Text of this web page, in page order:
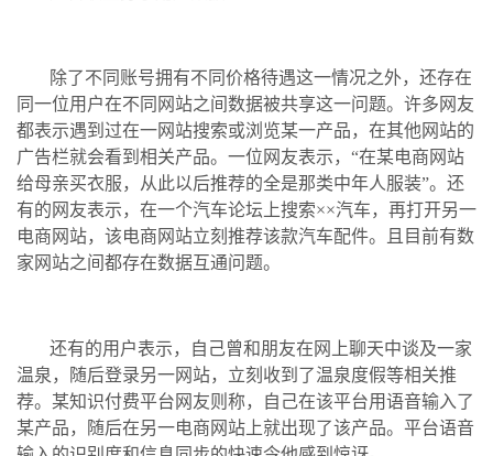
除了不同账号拥有不同价格待遇这一情况之外，还存在
同一位用户在不同网站之间数据被共享这一问题。许多网友
都表示遇到过在一网站搜索或浏览某一产品，在其他网站的
广告栏就会看到相关产品。一位网友表示，“在某电商网站
给母亲买衣服，从此以后推荐的全是那类中年人服装”。还
有的网友表示，在一个汽车论坛上搜索××汽车，再打开另一
电商网站，该电商网站立刻推荐该款汽车配件。且目前有数
家网站之间都存在数据互通问题。
还有的用户表示，自己曾和朋友在网上聊天中谈及一家
温泉，随后登录另一网站，立刻收到了温泉度假等相关推
荐。某知识付费平台网友则称，自己在该平台用语音输入了
某产品，随后在另一电商网站上就出现了该产品。平台语音